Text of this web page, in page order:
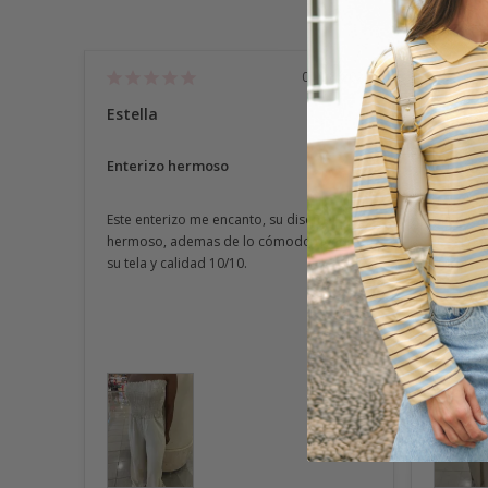
01/28/2026
Estella
Enterizo hermoso
Este enterizo me encanto, su diseño es
hermoso, ademas de lo cómodo que es,
su tela y calidad 10/10.
Tati
Me
ideal